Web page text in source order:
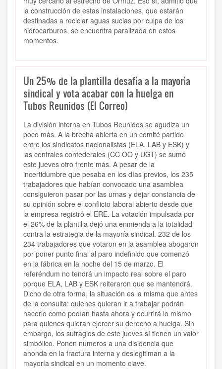
la construcción de estas instalaciones, que estarán
destinadas a reciclar aguas sucias por culpa de los
hidrocarburos, se encuentra paralizada en estos
momentos.
Un 25% de la plantilla desafía a la mayoría
sindical y vota acabar con la huelga en
Tubos Reunidos (El Correo)
La división interna en Tubos Reunidos se agudiza un
poco más. A la brecha abierta en un comité partido
entre los sindicatos nacionalistas (ELA, LAB y ESK) y
las centrales confederales (CC OO y UGT) se sumó
este jueves otro frente más. A pesar de la
incertidumbre que pesaba en los días previos, los 235
trabajadores que habían convocado una asamblea
consiguieron pasar por las urnas y dejar constancia de
su opinión sobre el conflicto laboral abierto desde que
la empresa registró el ERE. La votación impulsada por
el 26% de la plantilla dejó una enmienda a la totalidad
contra la estrategia de la mayoría sindical. 232 de los
234 trabajadores que votaron en la asamblea abogaron
por poner punto final al paro indefinido que comenzó
en la fábrica en la noche del 15 de marzo. El
referéndum no tendrá un impacto real sobre el paro
porque ELA, LAB y ESK reiteraron que se mantendrá.
Dicho de otra forma, la situación es la misma que antes
de la consulta: quienes quieran ir a trabajar podrán
hacerlo como podían hasta ahora y ocurrirá lo mismo
para quienes quieran ejercer su derecho a huelga. Sin
embargo, los sufragios de este jueves sí tienen un valor
simbólico. Ponen números a una disidencia que
ahonda en la fractura interna y deslegitiman a la
mayoría sindical en un momento clave.